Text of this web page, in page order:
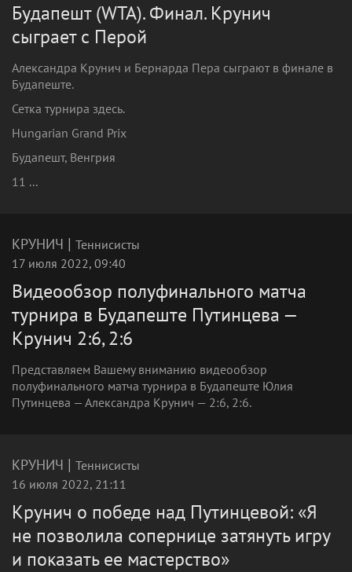
Будапешт (WTA). Финал. Крунич
сыграет с Перой
Александра Крунич и Бернарда Пера сыграют в финале в
Будапеште.
Сетка турнира здесь.
Hungarian Grand Prix
Будапешт, Венгрия
11 ...
КРУНИЧ | Теннисисты
17 июля 2022, 09:40
Видеообзор полуфинального матча
турнира в Будапеште Путинцева —
Крунич 2:6, 2:6
Представляем Вашему вниманию видеообзор
полуфинального матча турнира в Будапеште Юлия
Путинцева — Александра Крунич — 2:6, 2:6.
КРУНИЧ | Теннисисты
16 июля 2022, 21:11
Крунич о победе над Путинцевой: «Я
не позволила сопернице затянуть игру
и показать ее мастерство»